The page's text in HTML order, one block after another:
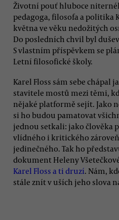
Životní pouť hluboce
pedagoga, filosofa a politika
května ve věku nedožitých
Do posledních chvil byl
S vlastním příspěvkem se
Letní filosofické školy.
Karel Floss sám sebe chápal
stavitele mostů mezi těmi,
nějaké platformě sejít. Jako
si ho budou pamatovat
jednou setkali: jako člověka
vlídného i kritického
jedinečného. Tak ho
dokument Heleny
Karel Floss a ti druzí. Nám,
stále znít v uších jeho slova